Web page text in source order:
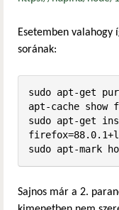
Esetemben valahogy
sorának:
sudo apt-get
apt-cache
sudo apt-get
sudo apt-mark
Sajnos már a 2.